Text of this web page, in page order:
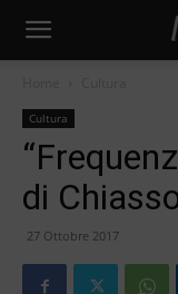
Cultura
di
27 Ottobre 2017